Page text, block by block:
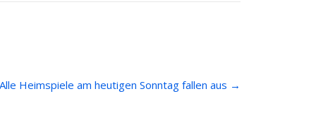
Alle Heimspiele am heutigen Sonntag fallen aus →